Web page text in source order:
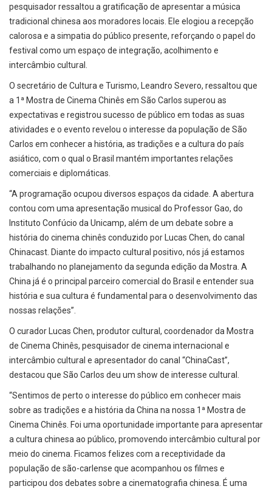
pesquisador ressaltou a gratificação de apresentar a música
tradicional chinesa aos moradores locais. Ele elogiou a recepção
calorosa e a simpatia do público presente, reforçando o papel do
festival como um espaço de integração, acolhimento e
intercâmbio cultural.
O secretário de Cultura e Turismo, Leandro Severo, ressaltou que
a 1ª Mostra de Cinema Chinês em São Carlos superou as
expectativas e registrou sucesso de público em todas as suas
atividades e o evento revelou o interesse da população de São
Carlos em conhecer a história, as tradições e a cultura do país
asiático, com o qual o Brasil mantém importantes relações
comerciais e diplomáticas.
“A programação ocupou diversos espaços da cidade. A abertura
contou com uma apresentação musical do Professor Gao, do
Instituto Confúcio da Unicamp, além de um debate sobre a
história do cinema chinês conduzido por Lucas Chen, do canal
Chinacast. Diante do impacto cultural positivo, nós já estamos
trabalhando no planejamento da segunda edição da Mostra. A
China já é o principal parceiro comercial do Brasil e entender sua
história e sua cultura é fundamental para o desenvolvimento das
nossas relações”.
O curador Lucas Chen, produtor cultural, coordenador da Mostra
de Cinema Chinês, pesquisador de cinema internacional e
intercâmbio cultural e apresentador do canal “ChinaCast”,
destacou que São Carlos deu um show de interesse cultural.
“Sentimos de perto o interesse do público em conhecer mais
sobre as tradições e a história da China na nossa 1ª Mostra de
Cinema Chinês. Foi uma oportunidade importante para apresentar
a cultura chinesa ao público, promovendo intercâmbio cultural por
meio do cinema. Ficamos felizes com a receptividade da
população de são-carlense que acompanhou os filmes e
participou dos debates sobre a cinematografia chinesa. É uma